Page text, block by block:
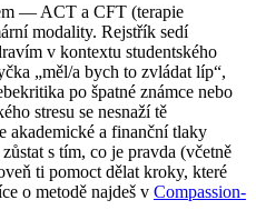
— ACT a CFT (terapie
modality. Rejstřík sedí
v kontextu studentského
„měl/a bych to zvládat líp“,
po špatné známce nebo
stresu se nesnaží tě
akademické a finanční tlaky
s tím, co je pravda (včetně
ti pomoct dělat kroky, které
o metodě najdeš v Compassion-